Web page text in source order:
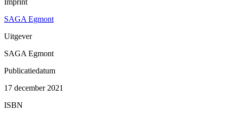
SAGA Egmont
Uitgever
SAGA Egmont
Publicatiedatum
17 december 2021
ISBN